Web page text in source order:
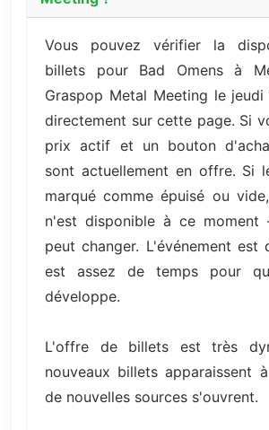
Vous pouvez vérifier la
billets pour Bad Omens à
Graspop Metal Meeting le
directement sur cette page. Si
prix actif et un bouton
sont actuellement en offre. Si
marqué comme épuisé ou
n'est disponible à ce
peut changer. L'événement est
est assez de temps pour
développe.
L'offre de billets est très
nouveaux billets apparaissent
de nouvelles sources s'ouvrent.